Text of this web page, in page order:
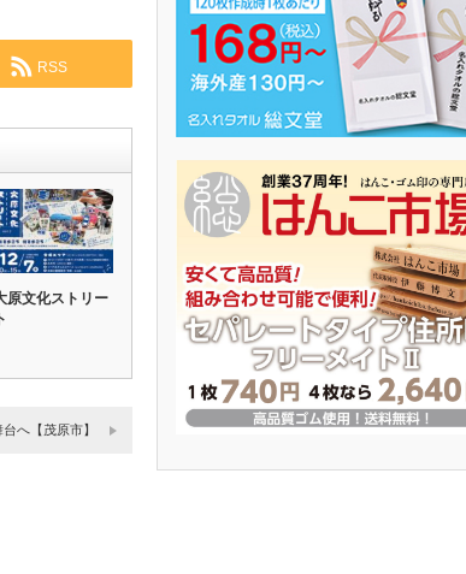
RSS
原文化ストリー
ト
へ【茂原市】